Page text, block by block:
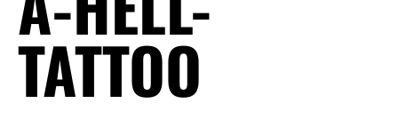
TATTOO